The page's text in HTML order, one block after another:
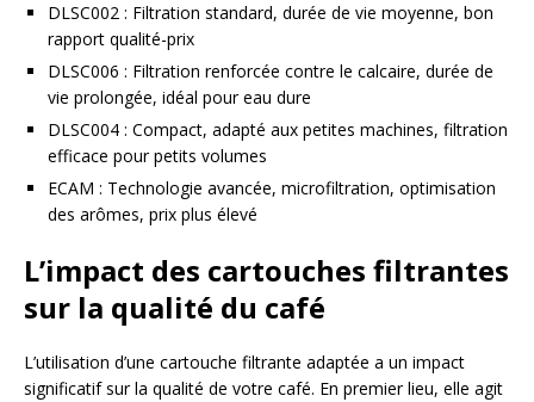
DLSC002 : Filtration standard, durée de vie moyenne, bon
rapport qualité-prix
DLSC006 : Filtration renforcée contre le calcaire, durée de
vie prolongée, idéal pour eau dure
DLSC004 : Compact, adapté aux petites machines, filtration
efficace pour petits volumes
ECAM : Technologie avancée, microfiltration, optimisation
des arômes, prix plus élevé
L’impact des cartouches filtrantes
sur la qualité du café
L’utilisation d’une cartouche filtrante adaptée a un impact
significatif sur la qualité de votre café. En premier lieu, elle agit